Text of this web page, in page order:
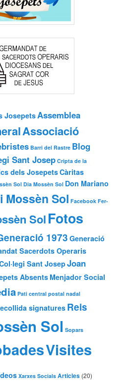
Josepets Assemblea
Associació
Barri del Rastre Blog
Sant Josep Cripta de la
dels JosepetsCàritas
Sol Dia Mossèn Sol Don Mariano
Mossèn Sol Facebook Fer-
SolFotos
1973 Generació
Sacerdots Operaris
Sant JosepJoan
Absents Menjador Social
Pati central postal nadal
signaturesReis
Sol Sopars
Visites
Xarxes Socials Articles (20)